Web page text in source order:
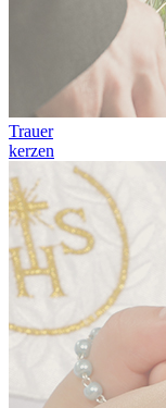
Trauer
kerzen